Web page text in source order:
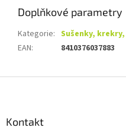
Doplňkové parametry
Kategorie: Sušenky,
EAN: 8410376037883
Kontakt